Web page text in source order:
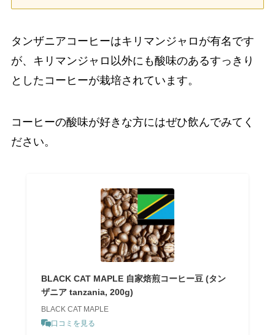
タンザニアコーヒーはキリマンジャロが有名です
が、キリマンジャロ以外にも酸味のあるすっきり
としたコーヒーが栽培されています。
コーヒーの酸味が好きな方にはぜひ飲んでみてく
ださい。
BLACK CAT MAPLE 自家焙煎コーヒー豆 (タン
ザニア tanzania, 200g)
BLACK CAT MAPLE
口コミを見る